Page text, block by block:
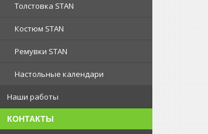
Толстовка STAN
Костюм STAN
Ремувки STAN
Настольные календари
Наши работы
КОНТАКТЫ